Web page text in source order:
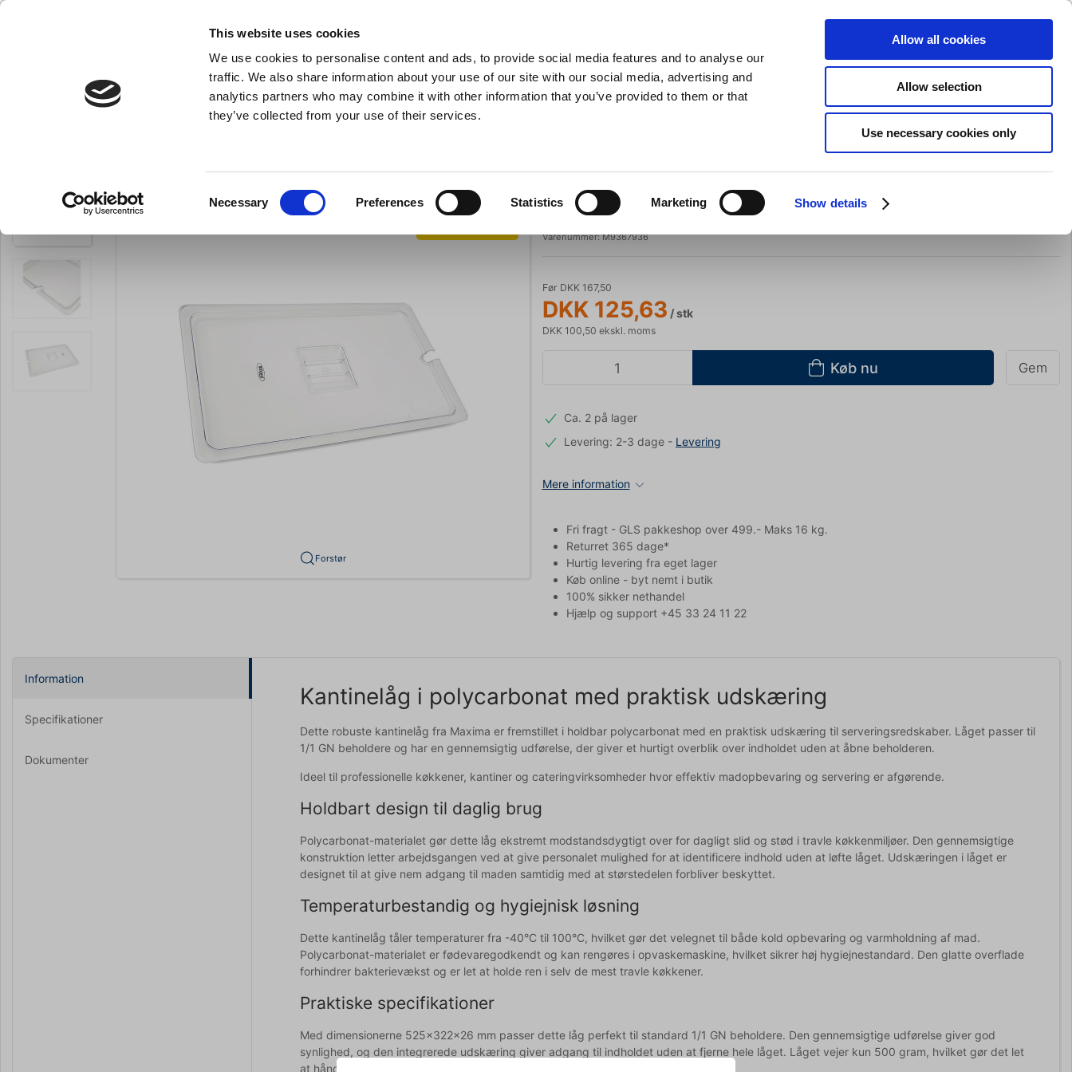
This website uses cookies
We use cookies to personalise content and ads, to provide social media features and to analyse our
traffic. We also share information about your use of our site with our social media, advertising and
analytics partners who may combine it with other information that you’ve provided to them or that
they’ve collected from your use of their services.
Necessary Preferences Statistics Marketing Show details
Allow all cookies
Allow selection
Use necessary cookies only
- Køkkenudstyr til professionelle og entusiaster Søg Indkøbskurv (0)
Køkkenredskaber Gryder & Pander Grill Barudstyr Tilbud Brands Slibning
Forstør
Spar 25%
Maxima
Maxima Kantinelåg Poly 1/9 GN m/udskæring
Varenummer:M9367936
Før DKK 167,50
DKK 125,63 / stk
DKK 100,50 ekskl. moms
Køb nu Gem
Ca. 2 på lager
Levering: 2-3 dage - Levering
Mere information
Fri fragt - GLS pakkeshop over 499.- Maks 16 kg.
Returret 365 dage*
Hurtig levering fra eget lager
Køb online - byt nemt i butik
100% sikker nethandel
Hjælp og support +45 33 24 11 22
Information
Specifikationer
Dokumenter
Kantinelåg i polycarbonat med praktisk udskæring
Dette robuste kantinelåg fra Maxima er fremstillet i holdbar polycarbonat med en praktisk udskæring til serveringsredskaber. Låget passer til
1/1 GN beholdere og har en gennemsigtig udførelse, der giver et hurtigt overblik over indholdet uden at åbne beholderen.
Ideel til professionelle køkkener, kantiner og cateringvirksomheder hvor effektiv madopbevaring og servering er afgørende.
Holdbart design til daglig brug
Polycarbonat-materialet gør dette låg ekstremt modstandsdygtigt over for dagligt slid og stød i travle køkkenmiljøer. Den gennemsigtige
konstruktion letter arbejdsgangen ved at give personalet mulighed for at identificere indhold uden at løfte låget. Udskæringen i låget er
designet til at give nem adgang til maden samtidig med at størstedelen forbliver beskyttet.
Temperaturbestandig og hygiejnisk løsning
Dette kantinelåg tåler temperaturer fra -40°C til 100°C, hvilket gør det velegnet til både kold opbevaring og varmholdning af mad.
Polycarbonat-materialet er fødevaregodkendt og kan rengøres i opvaskemaskine, hvilket sikrer høj hygiejnestandard. Den glatte overflade
forhindrer bakterievækst og er let at holde ren i selv de mest travle køkkener.
Praktiske specifikationer
Med dimensionerne 525x322x26 mm passer dette låg perfekt til standard 1/1 GN beholdere. Den gennemsigtige udførelse giver god
synlighed, og den integrerede udskæring giver adgang til indholdet uden at fjerne hele låget. Låget vejer kun 500 gram, hvilket gør det let
at håndtere i daglig brug.